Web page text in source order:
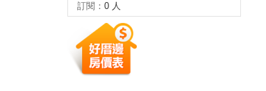
訂閱： 0 人